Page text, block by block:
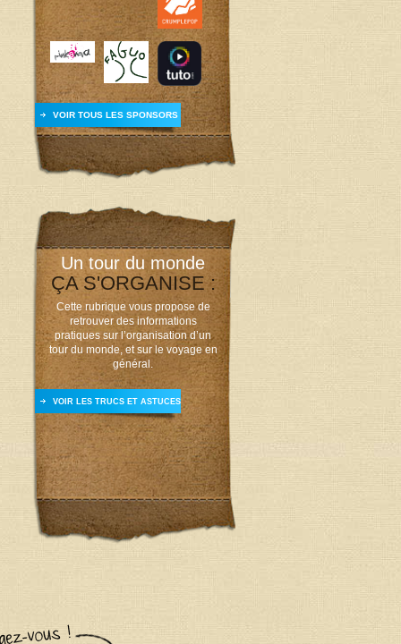
VOIR TOUS LES SPONSORS
Un tour du monde
ÇA S'ORGANISE :
Cette rubrique vous propose de
retrouver des informations
pratiques sur l’organisation d’un
tour du monde, et sur le voyage en
général.
VOIR LES TRUCS ET ASTUCES